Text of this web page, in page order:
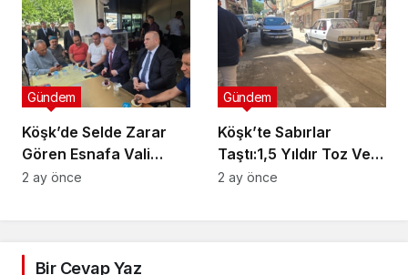
Köşk’de Selde Zarar
Gören Esnafa Vali
Güvencesi
Gündem
2 ay önce
Köşk’te Sabırlar
Taştı:1,5 Yıldır Toz Ve
Çamurlar Yaşıyoruz
Gündem
2 ay önce
Bir Cevap Yaz